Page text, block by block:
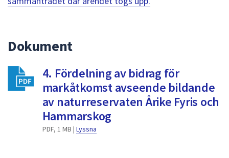
mellan
välja
något
av
Dokument
4. Fördelning av bidrag för
markåtkomst avseende bildande
av naturreservaten Årike Fyris och
Hammarskog
PDF, 1 MB | Lyssna